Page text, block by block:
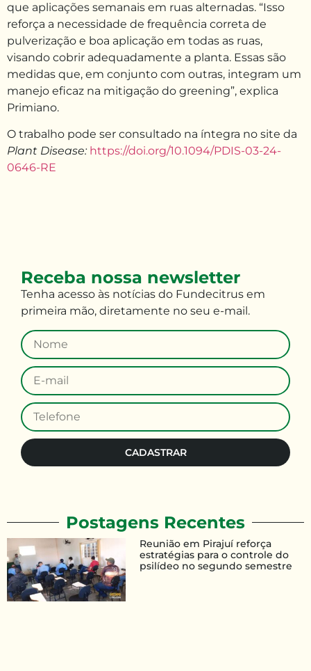
que aplicações semanais em ruas alternadas. “Isso
reforça a necessidade de frequência correta de
pulverização e boa aplicação em todas as ruas,
visando cobrir adequadamente a planta. Essas são
medidas que, em conjunto com outras, integram um
manejo eficaz na mitigação do greening”, explica
Primiano.
O trabalho pode ser consultado na íntegra no site da
Plant Disease: https://doi.org/10.1094/PDIS-03-24-
0646-RE
Reunião em Pirajuí reforça
estratégias para o controle do
psilídeo no segundo semestre
Postagens Recentes
Receba nossa newsletter
Tenha acesso às notícias do Fundecitrus em
primeira mão, diretamente no seu e-mail .
CADASTRAR